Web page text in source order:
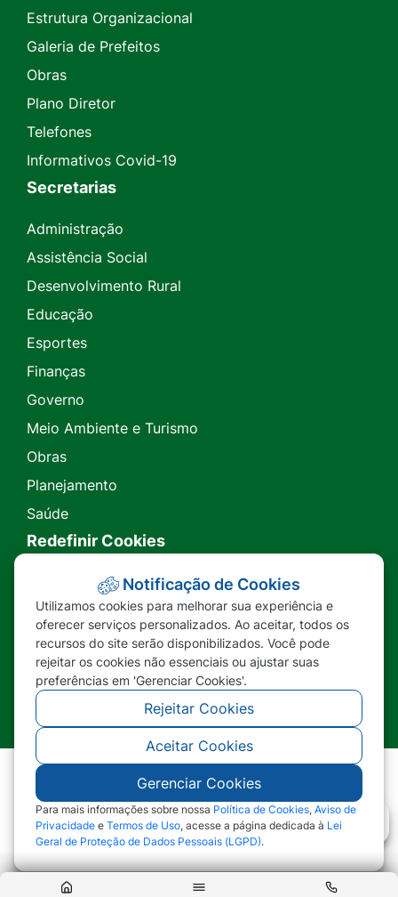
Estrutura Organizacional
Galeria de Prefeitos
Obras
Plano Diretor
Telefones
Informativos Covid-19
Secretarias
Administração
Assistência Social
Desenvolvimento Rural
Educação
Esportes
Finanças
Governo
Meio Ambiente e Turismo
Obras
Planejamento
Saúde
Redefinir Cookies
Transparência
Ouvidoria
SIC
©2026 - Prefeitura Municipal de Nova Lacerda -
MT - Todos os direitos reservados
Notificação de Cookies
Utilizamos cookies para melhorar sua experiência e
oferecer serviços personalizados. Ao aceitar, todos os
recursos do site serão disponibilizados. Você pode
rejeitar os cookies não essenciais ou ajustar suas
preferências em 'Gerenciar Cookies'.
Rejeitar Cookies
Aceitar Cookies
Gerenciar Cookies
Para mais informações sobre nossa Política de Cookies, Aviso de
Privacidade e Termos de Uso, acesse a página dedicada à Lei
Geral de Proteção de Dados Pessoais (LGPD).